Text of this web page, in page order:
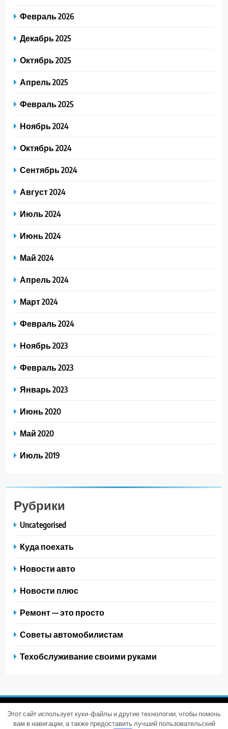
Февраль 2026
Декабрь 2025
Октябрь 2025
Апрель 2025
Февраль 2025
Ноябрь 2024
Октябрь 2024
Сентябрь 2024
Август 2024
Июль 2024
Июнь 2024
Май 2024
Апрель 2024
Март 2024
Февраль 2024
Ноябрь 2023
Февраль 2023
Январь 2023
Июнь 2020
Май 2020
Июль 2019
Рубрики
Uncategorised
Куда поехать
Новости авто
Новости плюс
Ремонт — это просто
Советы автомобилистам
Техобслуживание своими руками
Trendy News - новостная тема для WordPress. Все права
Этот сайт использует куки-файлы и другие технологии, чтобы помочь
вам в навигации, а также предоставить лучший пользовательский